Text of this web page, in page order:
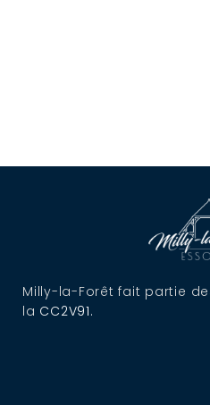
Milly-la-Forêt fait partie
la CC2V91.